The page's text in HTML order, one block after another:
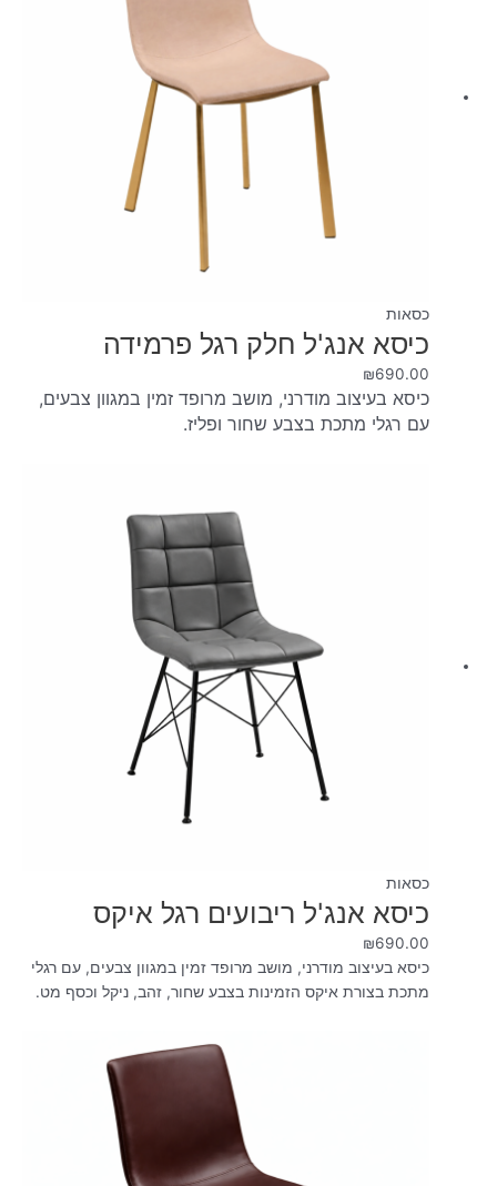
כסאות
כיסא אנג'ל חלק רגל פרמידה
₪690.00
כיסא בעיצוב מודרני, מושב מרופד זמין במגוון צבעים,
עם רגלי מתכת בצבע שחור ופליז.
כסאות
כיסא אנג'ל ריבועים רגל איקס
₪690.00
כיסא בעיצוב מודרני, מושב מרופד זמין במגוון צבעים, עם רגלי
מתכת בצורת איקס הזמינות בצבע שחור, זהב, ניקל וכסף מט.